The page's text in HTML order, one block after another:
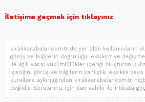
İletişime geçmek için tıklayınız
kiralikarabalar.com.tr'de yer alan kullanıcıların
görüş ve bilgilerin doğruluğu, eksiksiz ve
ile ilgili yasal yükümlülükler içeriği oluşturan
içeriğin, görüş ve bilgilerin yanlışlık, eksiklik
kurallara aykırılığından kiralikarabalar.com.tr
değildir. Sorularınız için ilan sahibi ile irtibata